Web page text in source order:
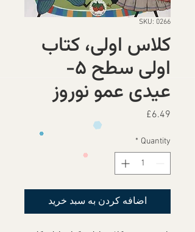
SKU: 0266
کلاس اولی، کتاب
اولی سطح ۵-
عیدی عمو نوروز
£6.49
Quantity
*
اضافه کردن به سبد خرید